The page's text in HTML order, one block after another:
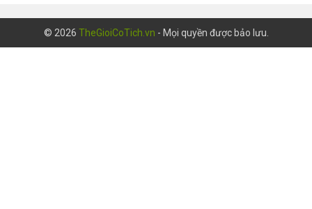
© 2026 TheGioiCoTich.vn - Mọi quyền được bảo lưu.